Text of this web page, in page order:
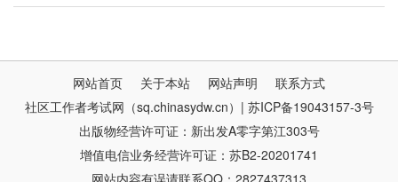
网站首页 关于本站 网站声明
联系方式
社区工作者考试网（sq.chinasydw.cn）| 苏ICP备19043157-3号
出版物经营许可证：新出发A零字第江303号
增值电信业务经营许可证：苏B2-20201741
网站内容有误请联系QQ：2827437313